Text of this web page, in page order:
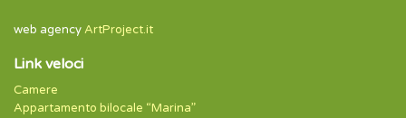
web agencyArtProject.it
Link veloci
Camere
Appartamento bilocale “Marina”